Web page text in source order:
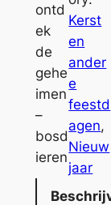
t
k
a
a
r
o
n
r
n
a
t
i
e
:
ontd
ek
de
gehe
imen
–
bosd
ieren
Kerst
en
ander
e
feestd
agen
Nieuw
jaar